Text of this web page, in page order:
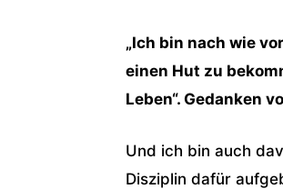
„Ich bin nach wie
einen Hut zu
Leben“. Gedanken
Und ich bin auch
Disziplin dafür